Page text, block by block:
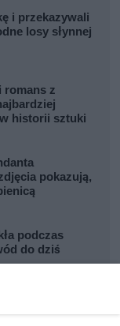
i przekazywali
losy słynnej
romans z
historii sztuki
pokazują,
podczas
do dziś